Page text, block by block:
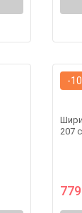
207
-